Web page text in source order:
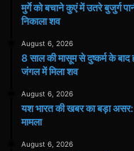
मुर्गे को बचाने कुएं में उतरे बुजुर्ग
निकाला शव
August 6, 2026
8 साल की मासूम से दुष्कर्म के बाद
जंगल में मिला शव
August 6, 2026
यश भारत की खबर का बड़ा असर:
मामला
August 6, 2026